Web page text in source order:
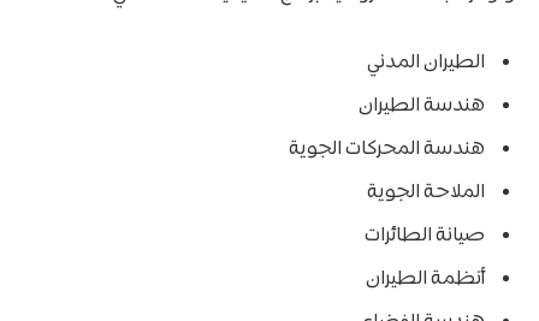
الطيران المدني
هندسة الطيران
هندسة المحركات الجوية
الملاحة الجوية
صيانة الطائرات
أنظمة الطيران